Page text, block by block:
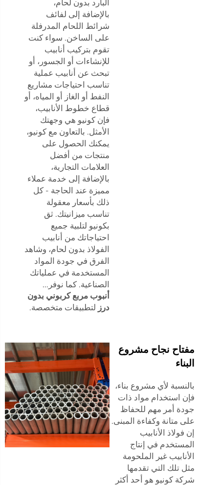
البارد بدون لحام،
بالإضافة إلى لفائف
شرائط اللحام المدرفلة
على الساخن. سواء كنت
تقوم بتركيب أنابيب
للإنشاءات أو الجسور، أو
تبحث عن أنابيب عملية
تناسب احتياجات مشاريع
النفط أو الغاز أو المياه، أو
قطاع خطوط الأنابيب،
فإن كونيو هي وجهتك
الأمثل. بالتعاون مع كونيو،
يمكنك الحصول على
منتجات من أفضل
العلامات التجارية،
بالإضافة إلى خدمة عملاء
مميزة عند الحاجة - كل
ذلك بأسعار معقولة
تناسب ميزانيتك. ثق
بكونيو لتلبية جميع
احتياجاتك من أنابيب
الفولاذ بدون لحام، وشاهد
الفرق في جودة المواد
المستخدمة في عملياتك
الصناعية. كما نوفر...
أنبوب مربع كربوني بدون
درز لتطبيقات متخصصة.
مفتاح نجاح مشروع
البناء
بالنسبة لأي مشروع بناء،
فإن استخدام مواد ذات
جودة أمر مهم للحفاظ
على متانة وكفاءة المبنى.
إن فولاذ الأنابيب
المستخدم في إنتاج
الأنابيب غير الملحومة
مثل تلك التي تقدمها
شركة كونيو هو أحد أكثر